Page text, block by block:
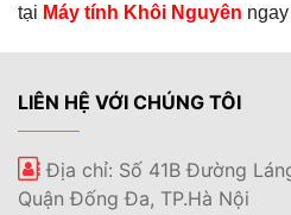
tại Máy tính Khôi Nguyên
LIÊN HỆ VỚI CHÚNG TÔI
Địa chỉ: Số 41B Đường
Quận Đống Đa, TP.Hà Nội